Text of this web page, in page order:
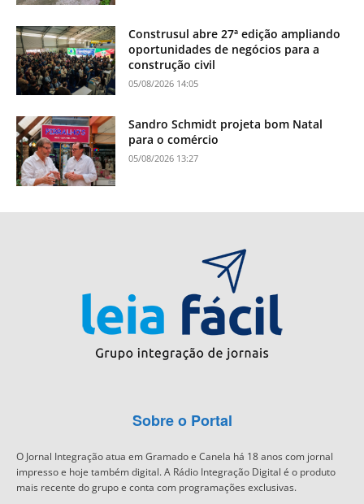
Construsul abre 27ª edição ampliando
oportunidades de negócios para a
construção civil
05/08/2026 14:05
Sandro Schmidt projeta bom Natal
para o comércio
05/08/2026 13:27
Sobre o Portal
O Jornal Integração atua em Gramado e Canela há 18 anos com jornal
impresso e hoje também digital. A Rádio Integração Digital é o produto
mais recente do grupo e conta com programações exclusivas.